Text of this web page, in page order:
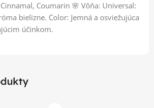
Coumarin 🌸 Vôňa: Universal:
bielizne. Color: Jemná a osviežujúca
účinkom.